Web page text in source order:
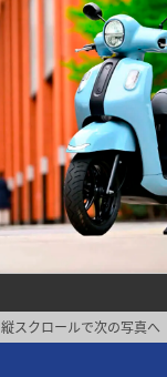
縦スクロールで次の写真へ